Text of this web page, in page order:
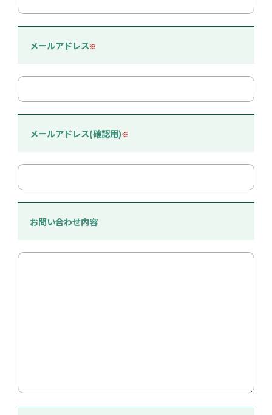
メールアドレス※
メールアドレス(確認用)※
お問い合わせ内容